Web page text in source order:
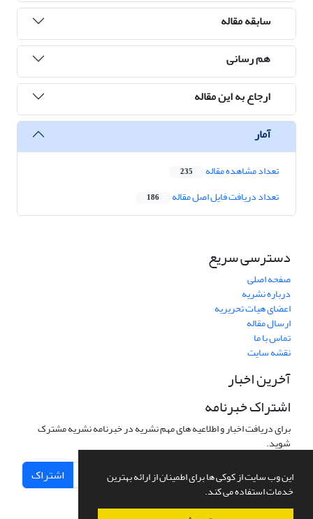
این وب سایت از کوکی ها برای اطمینان از ارائه بهترین
خدمات استفاده می کند.
سابقه مقاله
هم رسانی
ارجاع به این مقاله
آمار
تعداد مشاهده مقاله 235
تعداد دریافت فایل اصل مقاله 186
دسترسی سریع
صفحه اصلی
درباره نشریه
اعضای هیات تحریریه
ارسال مقاله
تماس با ما
نقشه سایت
آخرین اخبار
اشتراک خبرنامه
برای دریافت اخبار و اطلاعیه های مهم نشریه در خبرنامه نشریه مشترک
شوید.
اشتراک